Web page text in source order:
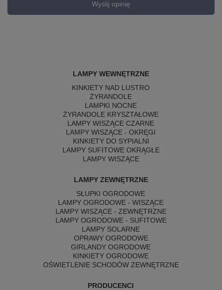
Wyślij opinię
LAMPY WEWNĘTRZNE
KINKIETY NAD LUSTRO
ŻYRANDOLE
LAMPKI NOCNE
ŻYRANDOLE KRYSZTAŁOWE
LAMPY WISZĄCE CZARNE
LAMPY WISZĄCE - OKRĘGI
KINKIETY DO SYPIALNI
LAMPY SUFITOWE OKRĄGŁE
LAMPY WISZĄCE
LAMPY ZEWNĘTRZNE
SŁUPKI OGRODOWE
LAMPY OGRODOWE - WISZĄCE
LAMPY WISZĄCE - ZEWNĘTRZNE
LAMPY OGRODOWE - SUFITOWE
LAMPY SOLARNE
OPRAWY OGRODOWE
GIRLANDY OGRODOWE
KINKIETY OGRODOWE
OŚWIETLENIE SCHODÓW ZEWNĘTRZNE
PRODUCENCI